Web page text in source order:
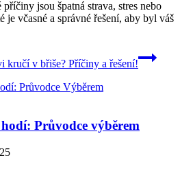
jsou špatná strava, stres nebo
je včasné a správné řešení, aby byl váš
kručí v břiše? Příčiny a řešení!
Průvodce výběrem